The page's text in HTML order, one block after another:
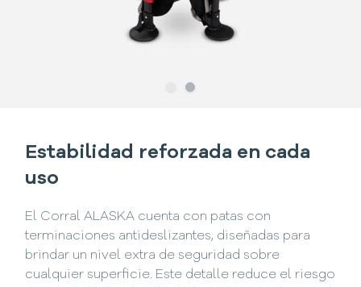
SlideSlide
Estabilidad reforzada en cada
uso
El Corral ALASKA cuenta con patas con
terminaciones antideslizantes, diseñadas para
brindar un nivel extra de seguridad sobre
cualquier superficie. Este detalle reduce el riesgo